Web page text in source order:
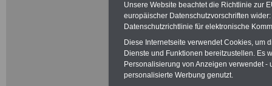
Hier die
abschließen!
Unsere Website beachtet die Richtlinie zur
europäischer Datenschutzvorschriften
Datenschutzrichtlinie für elektronische
Diese Internetseite verwendet Cookies, um
Dienste und Funktionen bereitzustellen. Es
Personalisierung von Anzeigen verwendet
personalisierte Werbung genutzt.